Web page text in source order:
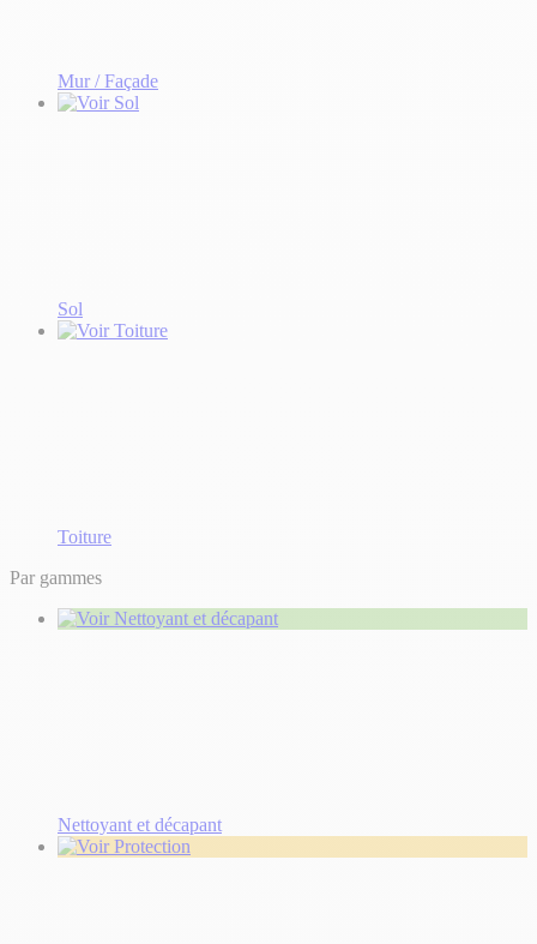
Mur / Façade
Sol
Toiture
Par gammes
Nettoyant et décapant